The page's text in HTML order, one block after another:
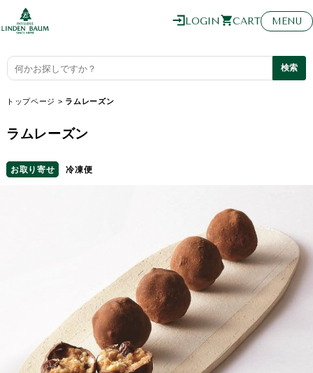
LOGIN CART MENU
トップページ > ラムレーズン
ラムレーズン
お取り寄せ 冷凍便